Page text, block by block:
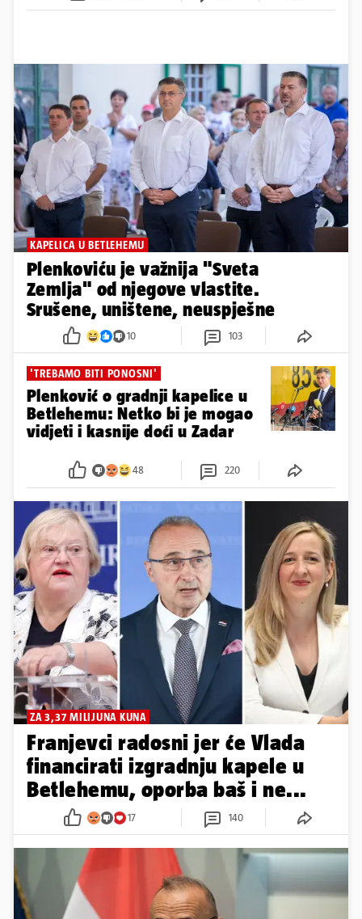
KAPELICA U BETLEHEMU
Plenkoviću je važnija "Sveta
Zemlja" od njegove vlastite.
Srušene, uništene, neuspješne
10 103
'TREBAMO BITI PONOSNI'
Plenković o gradnji kapelice u
Betlehemu: Netko bi je mogao
vidjeti i kasnije doći u Zadar
48 220
ZA 3,37 MILIJUNA KUNA
Franjevci radosni jer će Vlada
financirati izgradnju kapele u
Betlehemu, oporba baš i ne...
17 140